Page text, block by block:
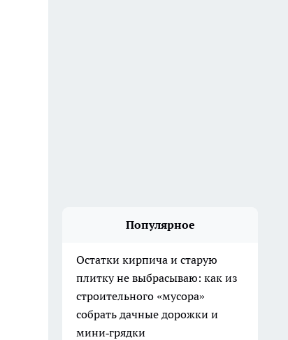
Популярное
Остатки кирпича и старую
плитку не выбрасываю: как из
строительного «мусора»
собрать дачные дорожки и
мини‑грядки